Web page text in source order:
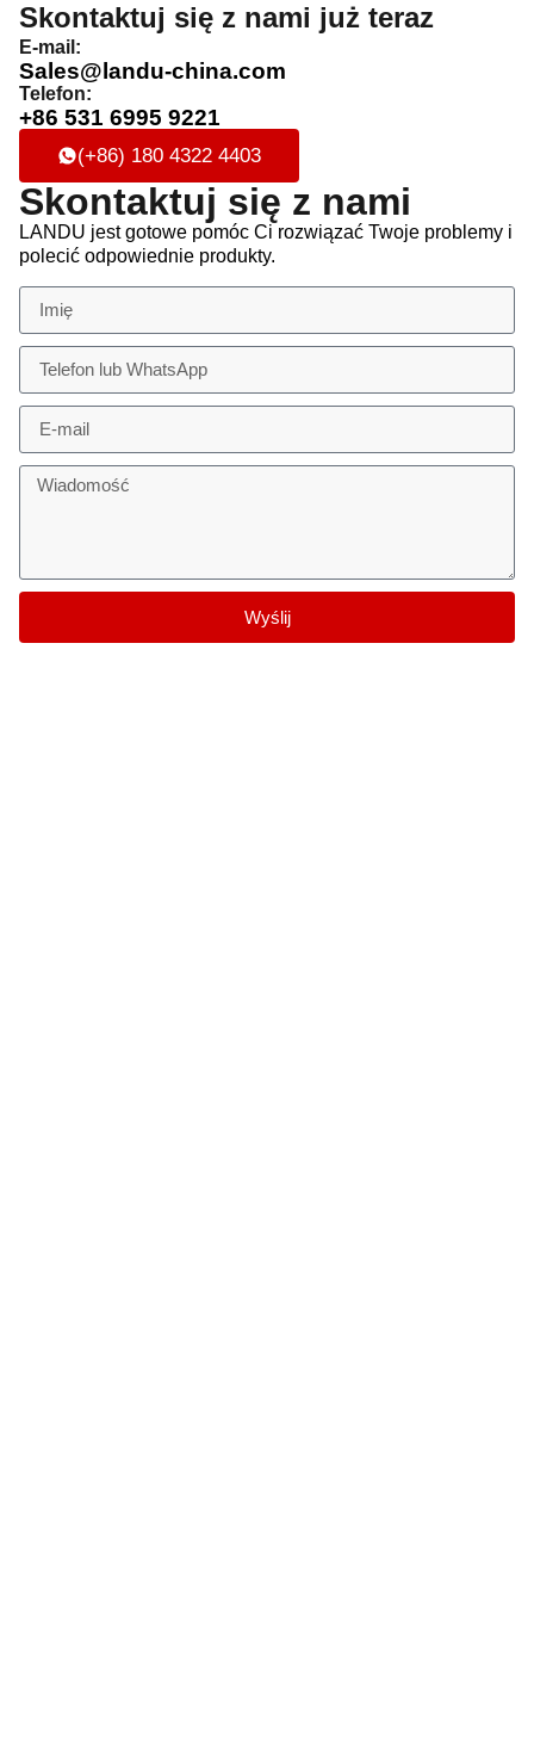
Skontaktuj się z nami już teraz
E-mail:
Sales@landu-china.com
Telefon:
+86 531 6995 9221
(+86) 180 4322 4403
Skontaktuj się z nami
LANDU jest gotowe pomóc Ci rozwiązać Twoje problemy i
polecić odpowiednie produkty.
Wyślij